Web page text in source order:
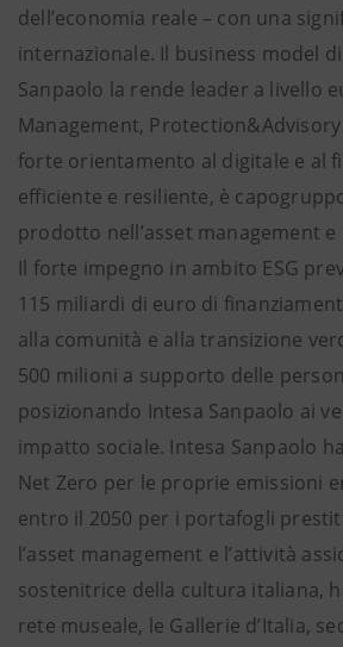
dell’economia reale – con una
internazionale. Il business model
Sanpaolo la rende leader a livello
Management,
forte orientamento al digitale e al
efficiente e resiliente, è
prodotto nell’asset management e
Il forte impegno in ambito ESG
115 miliardi di euro di
alla comunità e alla transizione
500 milioni a supporto delle
posizionando Intesa Sanpaolo ai
impatto sociale. Intesa Sanpaolo
Net Zero per le proprie emissioni
entro il 2050 per i portafogli
l’asset management e l’attività
sostenitrice della cultura italiana,
rete museale, le Gallerie d’Italia,